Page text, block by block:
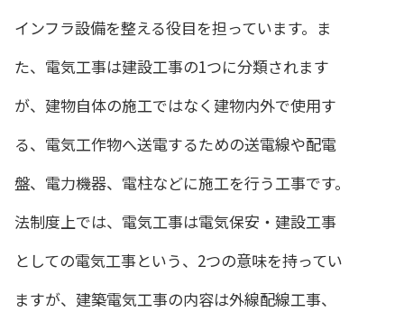
インフラ設備を整える役目を担っています。ま
た、電気工事は建設工事の1つに分類されます
が、建物自体の施工ではなく建物内外で使用す
る、電気工作物へ送電するための送電線や配電
盤、電力機器、電柱などに施工を行う工事です。
法制度上では、電気工事は電気保安・建設工事
としての電気工事という、2つの意味を持ってい
ますが、建築電気工事の内容は外線配線工事、